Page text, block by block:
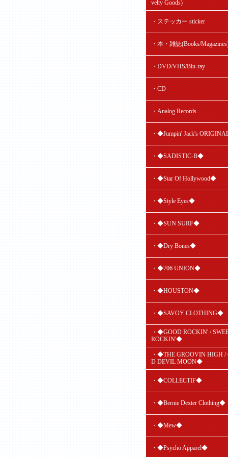
velty Goods)
・ステッカー sticker
・本・雑誌(Books/
・DVD/VHS/Blu-ray
・CD
・Analog Records
・◆Jumpin' Jack's
・◆SADISTIC-B◆
・◆Star Of Hollywood◆
・◆Style Eyes◆
・◆SUN SURF◆
・◆Dry Bones◆
・◆706 UNION◆
・◆HOUSTON◆
・◆SAVOY CLOTHING◆
・◆GOOD ROCKIN' /
ROCKIN'◆
・◆THE GROOVIN HIGH /
D DEVIL MOON◆
・◆COLLECTIF◆
・◆Bernie Dexter Clothing◆
・◆Mew◆
・◆Psycho Apparel◆